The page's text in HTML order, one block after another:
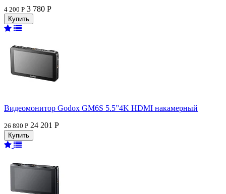
4 200 Р 3 780 Р
Видеомонитор Godox GM6S 5.5”4K HDMI накамерный
26 890 Р 24 201 Р